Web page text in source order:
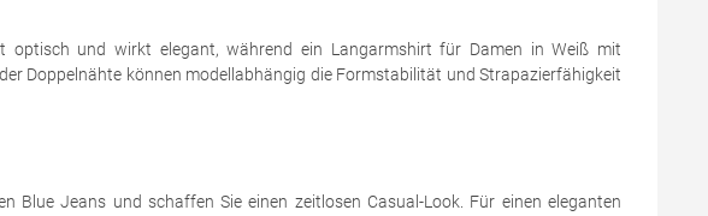
und wirkt elegant, während ein Langarmshirt für Damen in Weiß mit
Doppelnähte können modellabhängig die Formstabilität und Strapazierfähigkeit
Blue Jeans und schaffen Sie einen zeitlosen Casual-Look. Für einen eleganten